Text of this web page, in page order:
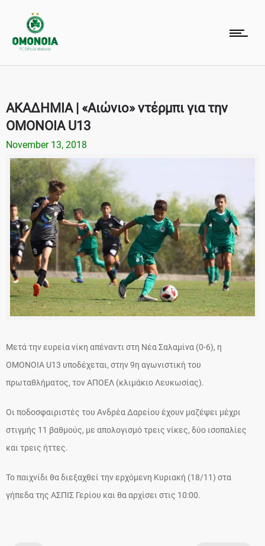
ΑΚΑΔΗΜΙΑ | «Αιώνιο» ντέρμπι για την
ΟΜΟΝΟΙΑ U13
November 13, 2018
Μετά την ευρεία νίκη απέναντι στη Νέα Σαλαμίνα (0-6), η
ΟΜΟΝΟΙΑ U13 υποδέχεται, στην 9η αγωνιστική του
πρωταθλήματος, τον ΑΠΟΕΛ (κλιμάκιο Λευκωσίας).
Οι ποδοσφαιριστές του Ανδρέα Δαρείου έχουν μαζέψει μέχρι
στιγμής 11 βαθμούς, με απολογισμό τρεις νίκες, δύο ισοπαλίες
και τρεις ήττες.
Το παιχνίδι θα διεξαχθεί την ερχόμενη Κυριακή (18/11) στα
γήπεδα της ΑΣΠΙΣ Γερίου και θα αρχίσει στις 10:00.